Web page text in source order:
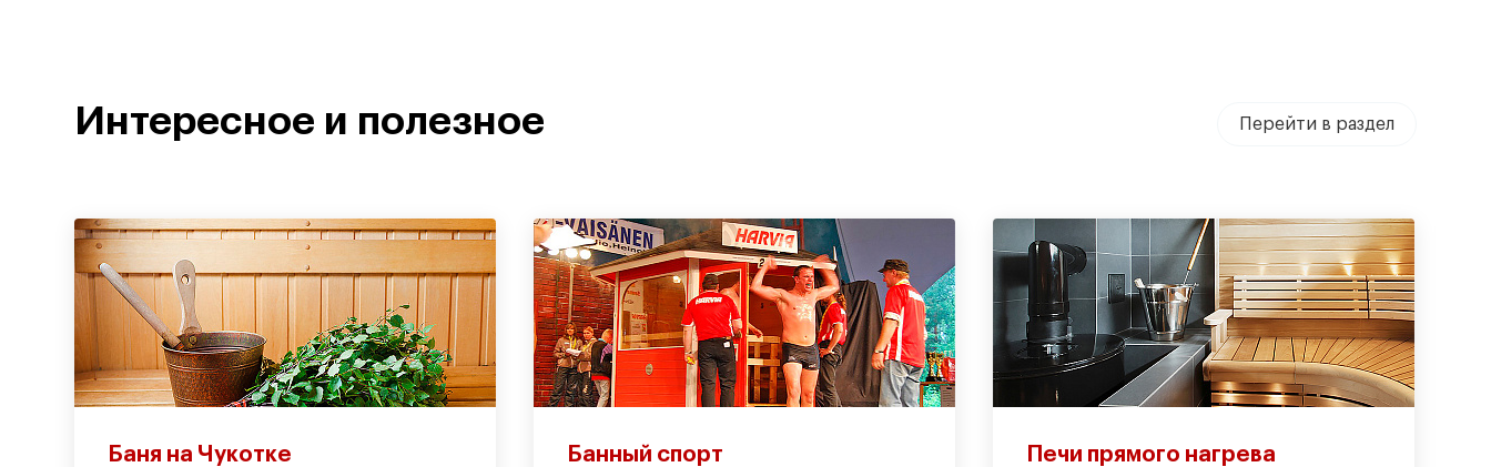
Интересное и полезное Перейти в раздел
Баня на Чукотке Банный спорт Печи прямого нагрева